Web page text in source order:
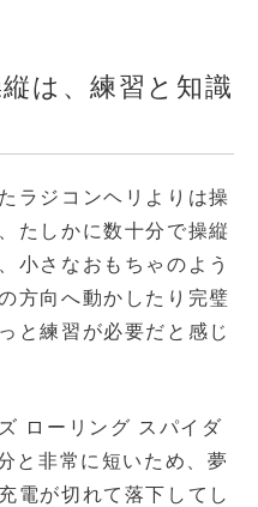
は、練習と知識
ラジコンヘリよりは操
たしかに数十分で操縦
小さなおもちゃのよう
方向へ動かしたり完璧
と練習が必要だと感じ
ローリング スパイダ
と非常に短いため、夢
電が切れて落下してし